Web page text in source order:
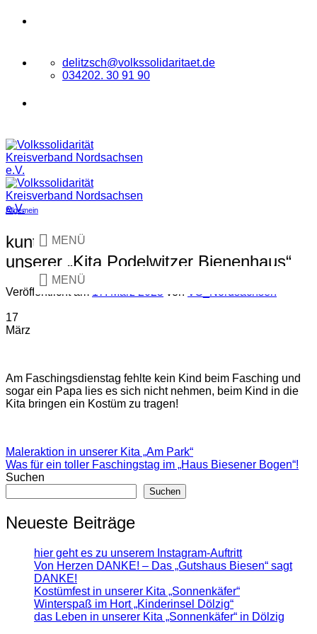
delitzsch@volkssolidaritaet.de
034202. 30 91 90
MENÜ
MENÜ
Allgemein
kunterbuntes Faschingstreiben in
unserer „Kita Podelwitzer Bienenhaus“
Veröffentlicht am 17. März 2025 von VS_Nordsachsen
17
März
Am Faschingsdienstag fehlte kein Kind beim Fasching und
sogar ein Papa lies es sich nicht nehmen, beim Kind in die
Kita bringen ein Kostüm zu tragen!
Maleraktion in unserer Kita „Am Park“
Was für ein toller Faschingstag im „Haus Biesener Bogen“!
Suchen
Suchen
Neueste Beiträge
hier geht es zu unserem Instagram-Auftritt
Von Herzen DANKE! – Das „Gutshaus Biesen“ sagt
DANKE!
Kostümfest in unserer Kita „Sonnenkäfer“
Winterspaß im Hort „Kinderinsel Dölzig“
das Leben in unserer Kita „Sonnenkäfer“ in Dölzig